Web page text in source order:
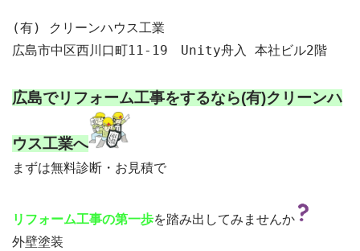
(有) クリーンハウス工業
広島市中区西川口町11-19　Unity舟入 本社ビル2階
広島でリフォーム工事をするなら(有)クリーンハ
ウス工業へ
まずは無料診断・お見積で
リフォーム工事の第一歩を踏み出してみませんか
外壁塗装